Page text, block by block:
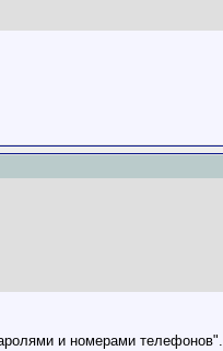
и номерами телефонов".